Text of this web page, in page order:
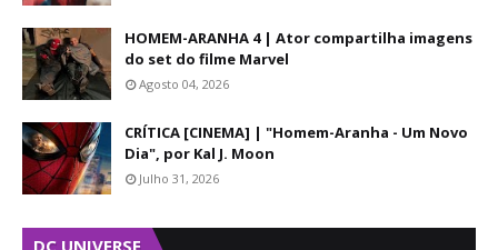
HOMEM-ARANHA 4 | Ator compartilha imagens
do set do filme Marvel
Agosto 04, 2026
CRÍTICA [CINEMA] | "Homem-Aranha - Um Novo
Dia", por Kal J. Moon
Julho 31, 2026